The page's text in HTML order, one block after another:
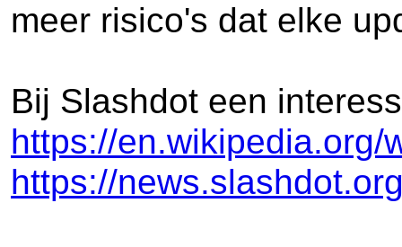
meer risico's dat elke
Bij Slashdot een
https://en.wikipedia.org/
https://